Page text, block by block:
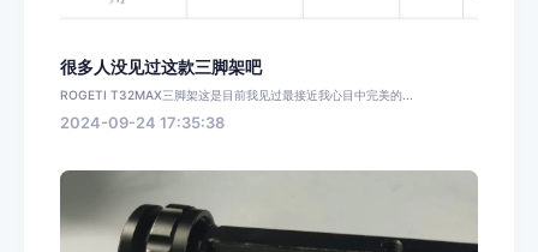
很多人没见过这款三脚架吧
ROGETI T32MAX三脚架这是目前我见过最接近我心目中完美的...
2024-09-24 17:35:38